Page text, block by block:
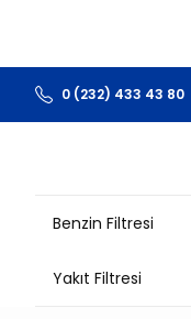
0 (232) 433 43 80
Benzin Filtresi
Yakıt Filtresi